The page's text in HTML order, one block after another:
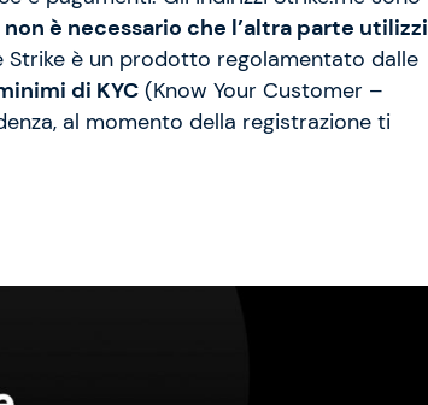
non è necessario che l’altra parte utilizzi
Strike è un prodotto regolamentato dalle
di KYC(Know Your Customer –
al momento della registrazione ti